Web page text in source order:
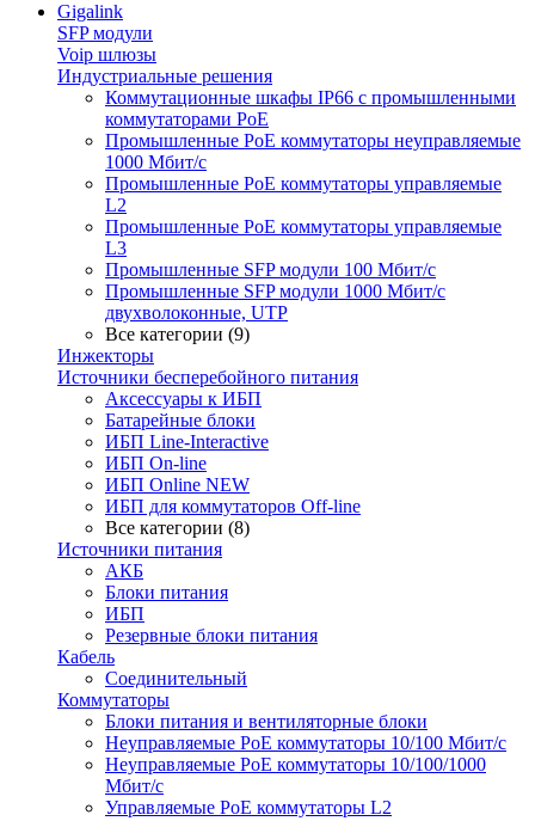
Gigalink
SFP модули
Voip шлюзы
Индустриальные решения
Коммутационные шкафы IP66 c промышленными
коммутаторами PoE
Промышленные PoE коммутаторы неуправляемые
1000 Мбит/с
Промышленные PoE коммутаторы управляемые
L2
Промышленные PoE коммутаторы управляемые
L3
Промышленные SFP модули 100 Мбит/c
Промышленные SFP модули 1000 Мбит/c
двухволоконные, UTP
Все категории (9)
Инжекторы
Источники бесперебойного питания
Аксессуары к ИБП
Батарейные блоки
ИБП Line-Interactive
ИБП On-line
ИБП Online NEW
ИБП для коммутаторов Off-line
Все категории (8)
Источники питания
АКБ
Блоки питания
ИБП
Резервные блоки питания
Кабель
Соединительный
Коммутаторы
Блоки питания и вентиляторные блоки
Неуправляемые PoE коммутаторы 10/100 Мбит/с
Неуправляемые PoE коммутаторы 10/100/1000
Мбит/с
Управляемые PoE коммутаторы L2